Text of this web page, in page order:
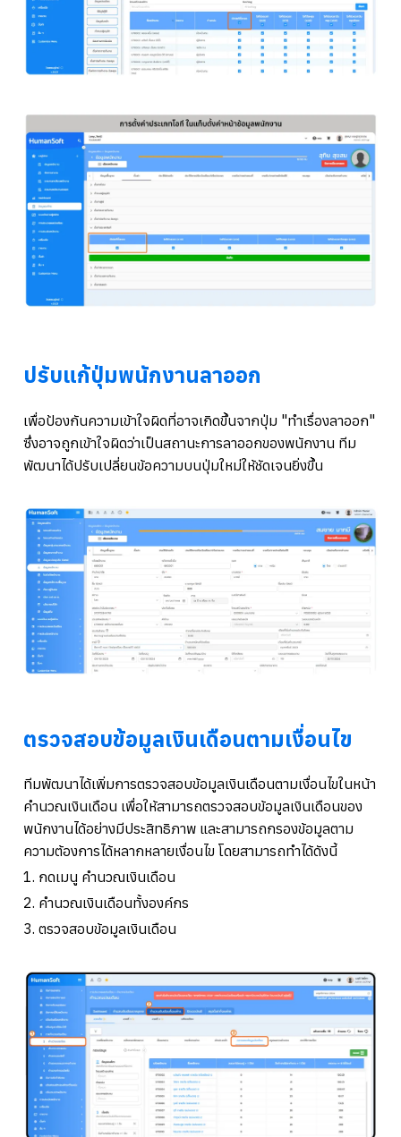
ปรับแก้ปุ่มพนักงานลาออก
เพื่อป้องกันความเข้าใจผิดที่อาจเกิดขึ้นจากปุ่ม "ทำเรื่องลาออก"
ซึ่งอาจถูกเข้าใจผิดว่าเป็นสถานะการลาออกของพนักงาน ทีม
พัฒนาได้ปรับเปลี่ยนข้อความบนปุ่มใหม่ให้ชัดเจนยิ่งขึ้น
ตรวจสอบข้อมูลเงินเดือนตามเงื่อนไข
ทีมพัฒนาได้เพิ่มการตรวจสอบข้อมูลเงินเดือนตามเงื่อนไขในหน้า
คำนวณเงินเดือน เพื่อให้สามารถตรวจสอบข้อมูลเงินเดือนของ
พนักงานได้อย่างมีประสิทธิภาพ และสามารถกรองข้อมูลตาม
ความต้องการได้หลากหลายเงื่อนไข โดยสามารถทำได้ดังนี้
1. กดเมนู คำนวณเงินเดือน
2. คำนวณเงินเดือนทั้งองค์กร
3. ตรวจสอบข้อมูลเงินเดือน